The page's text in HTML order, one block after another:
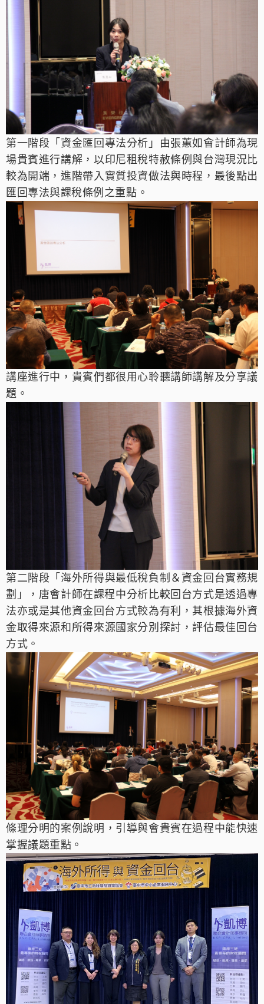
第一階段「資金匯回專法分析」由張蕙如會計師為現
場貴賓進行講解，以印尼租稅特赦條例與台灣現況比
較為開端，進階帶入實質投資做法與時程，最後點出
匯回專法與課稅條例之重點。
講座進行中， 貴賓們都很用心聆聽講師講解及分享議
題 。
第二階段「 海外所得與最低稅負制＆資金回台實務規
劃 」， 唐會計師在課程中分析比較回台方式是透過專
法亦或是其他資金回 台方式較為有利， 其根據海外資
金取得來源和所得來源國家分別探討，評估最佳回台
方式。
條理分明的案例說明，引導與會貴賓在過程中能快速
掌握議題重點。